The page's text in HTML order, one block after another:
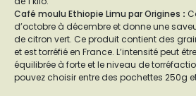
Café moulu Ethiopie Limu par Origines :
d’octobre à décembre et donne une
de citron vert. Ce produit contient des
et est torréfié en France. L’intensité peut
équilibrée à forte et le niveau de
pouvez choisir entre des pochettes 250g et